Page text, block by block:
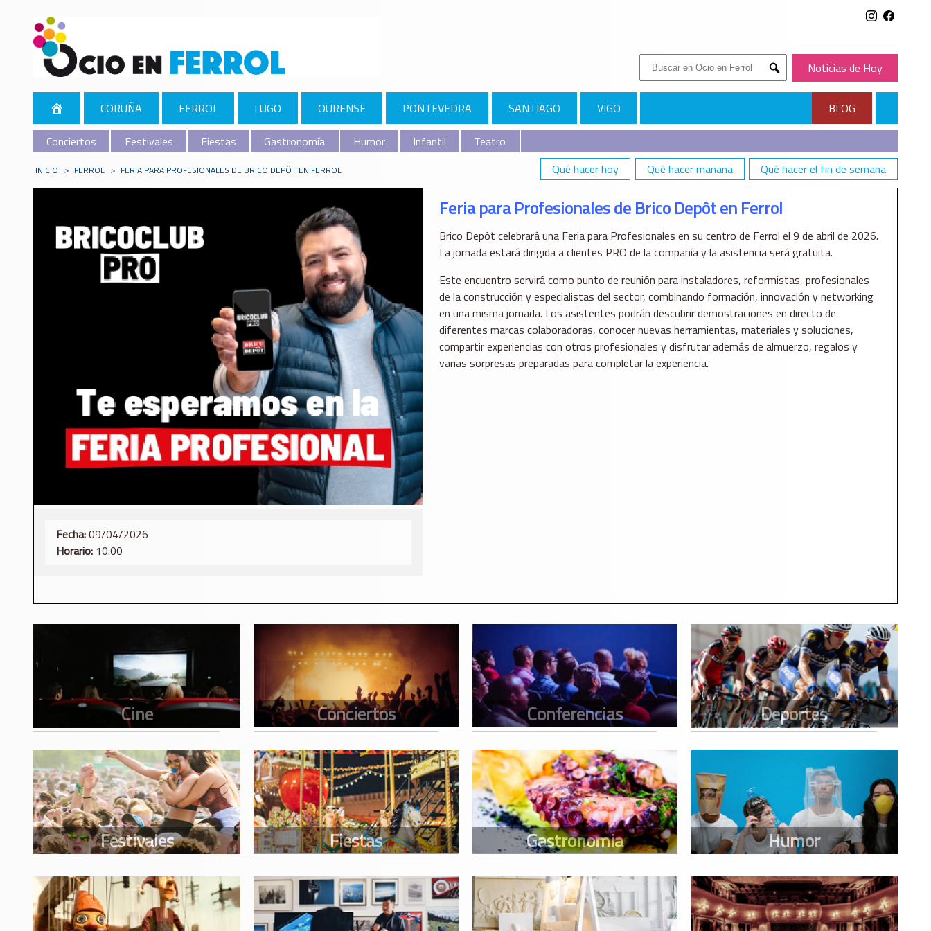
Buscar:
Submit
Noticias de Hoy
CORUÑA FERROL LUGO OURENSE PONTEVEDRA SANTIAGO VIGO
BLOG
Conciertos
Festivales Fiestas Gastronomía Humor Infantil
Teatro
Qué hacer hoy
Qué hacer mañana Qué hacer el fin de semana
INICIO > FERROL > FERIA PARA PROFESIONALES DE BRICO DEPÔT EN FERROL
Fecha:09/04/2026
Horario: 10:00
Feria para Profesionales de Brico Depôt en Ferrol
Brico Depôt celebrará una Feria para Profesionales en su centro de Ferrol el 9 de abril de 2026.
La jornada estará dirigida a clientes PRO de la compañía y la asistencia será gratuita.
Este encuentro servirá como punto de reunión para instaladores, reformistas, profesionales
de la construcción y especialistas del sector, combinando formación, innovación y networking
en una misma jornada. Los asistentes podrán descubrir demostraciones en directo de
diferentes marcas colaboradoras, conocer nuevas herramientas, materiales y soluciones,
compartir experiencias con otros profesionales y disfrutar además de almuerzo, regalos y
varias sorpresas preparadas para completar la experiencia.